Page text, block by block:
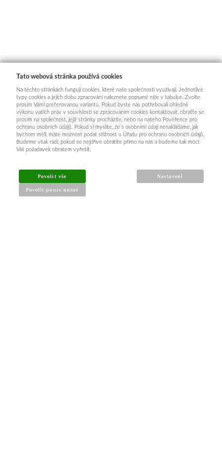
Tato webová stránka používá cookies
Na těchto stránkách fungují cookies, které naše společnosti využívají. Jednotlivé
typy cookies a jejich dobu zpracování naleznete popsané níže v tabulce. Zvolte
prosím Vámi preferovanou variantu. Pokud byste nás potřebovali ohledně
výkonu vašich práv v souvislosti se zpracováním cookies kontaktovat, obraťte se
prosím na společnost, jejíž stránky procházíte, nebo na našeho Pověřence pro
ochranu osobních údajů. Pokud si myslíte, že s osobními údaji nenakládáme, jak
bychom měli, máte možnost podat stížnost u Úřadu pro ochranu osobních údajů.
Budeme však rádi, pokud se nejdříve obrátíte přímo na nás a budeme tak moct
Váš požadavek obratem vyřešit.
Povolit vše
Povolit pouze nutné
Nastavení